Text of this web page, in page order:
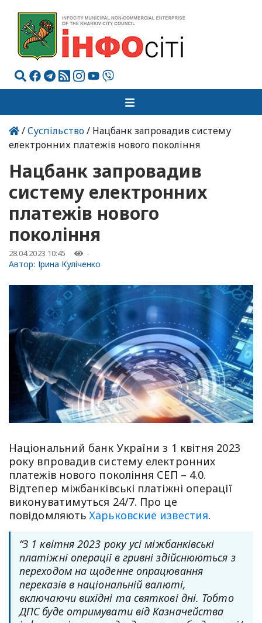
/Суспільство/ Нацбанк запровадив систему
електронних платежів нового покоління
Нацбанк запровадив
систему електронних
платежів нового
покоління
28.04.2023 10:45 -
Автор: Ірина Куліченко
Національний банк України з 1 квітня 2023
року впровадив систему електронних
платежів нового покоління СЕП – 4.0.
Відтепер міжбанківські платіжні операції
виконуватимуться 24/7. Про це
повідомляютьХарьковские известия.
“З 1 квітня 2023 року усі міжбанківські
платіжні операції в гривні здійснюються з
переходом на щоденне опрацювання
переказів в національній валюті,
включаючи вихідні та святкові дні. Тобто
ДПС буде отримувати від Казначейства